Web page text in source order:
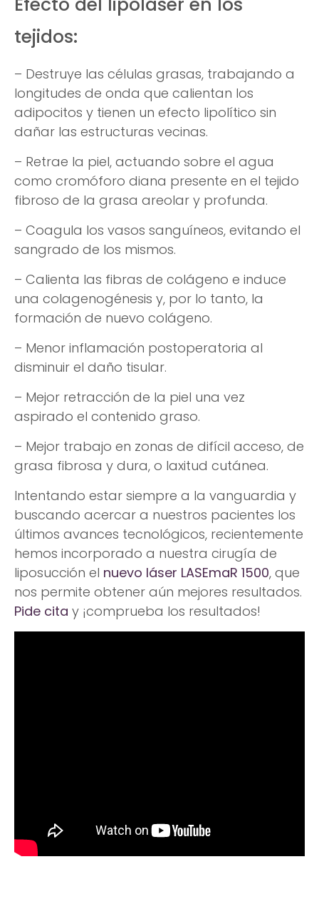
tejidos:
– Destruye las células grasas, trabajando a
longitudes de onda que calientan los
adipocitos y tienen un efecto lipolítico sin
dañar las estructuras vecinas.
– Retrae la piel, actuando sobre el agua
como cromóforo diana presente en el tejido
fibroso de la grasa areolar y profunda.
– Coagula los vasos sanguíneos, evitando el
sangrado de los mismos.
– Calienta las fibras de colágeno e induce
una colagenogénesis y, por lo tanto, la
formación de nuevo colágeno.
– Menor inflamación postoperatoria al
disminuir el daño tisular.
– Mejor retracción de la piel una vez
aspirado el contenido graso.
– Mejor trabajo en zonas de difícil acceso, de
grasa fibrosa y dura, o laxitud cutánea.
Intentando estar siempre a la vanguardia y
buscando acercar a nuestros pacientes los
últimos avances tecnológicos, recientemente
hemos incorporado a nuestra cirugía de
liposucción el nuevo láser LASEmaR 1500, que
nos permite obtener aún mejores resultados.
Pide cita y ¡comprueba los resultados!